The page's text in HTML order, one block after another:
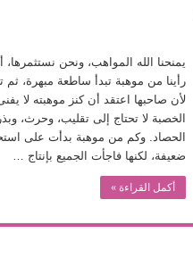
يمنحنا الله المواهب، ونحن نستثمرها،
رأينا من موهبة تبدأ ساطعة مبهرة،
لأن صاحبها اعتقد أن كنز موهبته لا
الخصبة لا تحتاج إلى تقليب، وحرث،
الحصاد. وكم من موهبة بدأت على
ضعيفة، لكنها فاجأت الجميع بإنتاج …
أكمل القراءة »